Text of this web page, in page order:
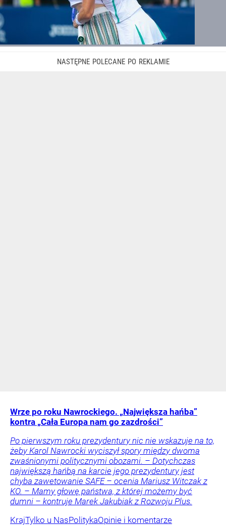
Wrze po roku Nawrockiego. „Największa hańba”
kontra „Cała Europa nam go zazdrości”
Po pierwszym roku prezydentury nic nie wskazuje na to,
żeby Karol Nawrocki wyciszył spory między dwoma
zwaśnionymi politycznymi obozami. – Dotychczas
największą hańbą na karcie jego prezydentury jest
chyba zawetowanie SAFE – ocenia Mariusz Witczak z
KO. – Mamy głowę państwa, z której możemy być
dumni – kontruje Marek Jakubiak z Rozwoju Plus.
KrajTylko u NasPolitykaOpinie i komentarze